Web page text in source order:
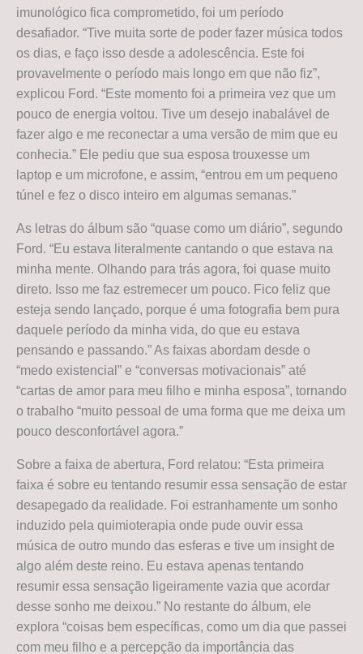
imunológico fica comprometido, foi um período
desafiador. “Tive muita sorte de poder fazer música todos
os dias, e faço isso desde a adolescência. Este foi
provavelmente o período mais longo em que não fiz”,
explicou Ford. “Este momento foi a primeira vez que um
pouco de energia voltou. Tive um desejo inabalável de
fazer algo e me reconectar a uma versão de mim que eu
conhecia.” Ele pediu que sua esposa trouxesse um
laptop e um microfone, e assim, “entrou em um pequeno
túnel e fez o disco inteiro em algumas semanas.”
As letras do álbum são “quase como um diário”, segundo
Ford. “Eu estava literalmente cantando o que estava na
minha mente. Olhando para trás agora, foi quase muito
direto. Isso me faz estremecer um pouco. Fico feliz que
esteja sendo lançado, porque é uma fotografia bem pura
daquele período da minha vida, do que eu estava
pensando e passando.” As faixas abordam desde o
“medo existencial” e “conversas motivacionais” até
“cartas de amor para meu filho e minha esposa”, tornando
o trabalho “muito pessoal de uma forma que me deixa um
pouco desconfortável agora.”
Sobre a faixa de abertura, Ford relatou: “Esta primeira
faixa é sobre eu tentando resumir essa sensação de estar
desapegado da realidade. Foi estranhamente um sonho
induzido pela quimioterapia onde pude ouvir essa
música de outro mundo das esferas e tive um insight de
algo além deste reino. Eu estava apenas tentando
resumir essa sensação ligeiramente vazia que acordar
desse sonho me deixou.” No restante do álbum, ele
explora “coisas bem específicas, como um dia que passei
com meu filho e a percepção da importância das